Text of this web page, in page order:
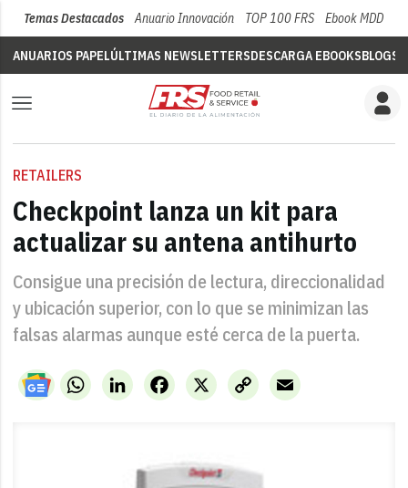
Temas Destacados Anuario Innovación TOP 100 FRS Ebook MDD
ANUARIOS PAPELÚLTIMAS NEWSLETTERSDESCARGA EBOOKSBLOGS
RETAILERS
Checkpoint lanza un kit para
actualizar su antena antihurto
Consigue una precisión de lectura, direccionalidad
y ubicación superior, con lo que se minimizan las
falsas alarmas aunque esté cerca de la puerta.
WhatsAppLinkedIn X
Facebook
Copy
Link
Email